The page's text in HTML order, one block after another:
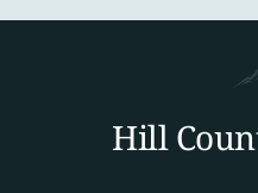
Hill